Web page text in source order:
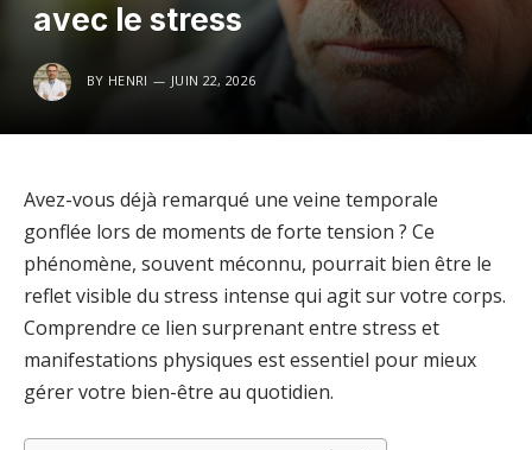
avec le stress
BY HENRI JUIN 22, 2026
Avez-vous déjà remarqué une veine temporale
gonflée lors de moments de forte tension ? Ce
phénomène, souvent méconnu, pourrait bien être le
reflet visible du stress intense qui agit sur votre corps.
Comprendre ce lien surprenant entre stress et
manifestations physiques est essentiel pour mieux
gérer votre bien-être au quotidien.